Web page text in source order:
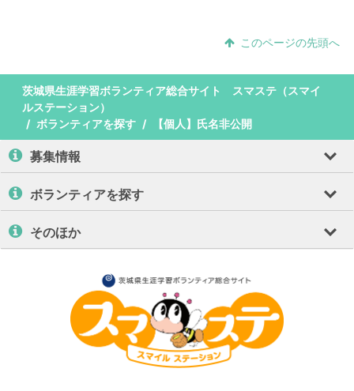
このページの先頭へ
茨城県生涯学習ボランティア総合サイト スマステ（スマイ
ルステーション）
ボランティアを探す
【個人】氏名非公開
募集情報
ボランティアを探す
そのほか